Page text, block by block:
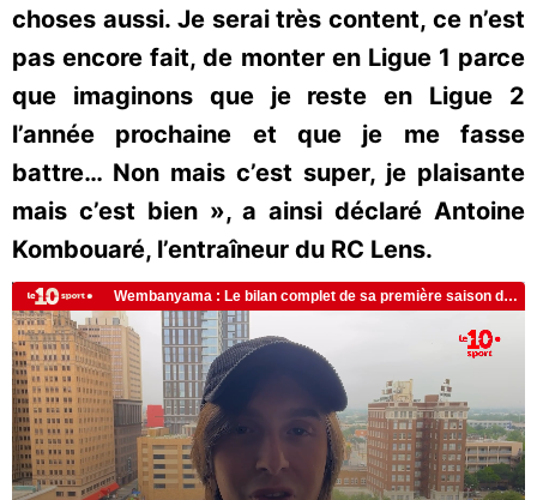
choses aussi. Je serai très content, ce n’est
pas encore fait, de monter en Ligue 1 parce
que imaginons que je reste en Ligue 2
l’année prochaine et que je me fasse
battre… Non mais c’est super, je plaisante
mais c’est bien », a ainsi déclaré Antoine
Kombouaré, l’entraîneur du RC Lens.